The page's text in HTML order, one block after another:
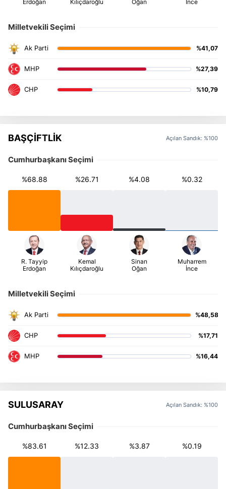
Milletvekili Seçimi
%41,07
%27,39
%10,79
BAŞÇİFTLİK Açılan Sandık: %100
Cumhurbaşkanı Seçimi
%68.88 %26.71 %4.08 %0.32
Milletvekili Seçimi
%48,58
%17,71
%16,44
SULUSARAY Açılan Sandık: %100
Cumhurbaşkanı Seçimi
%83.61 %12.33 %3.87 %0.19